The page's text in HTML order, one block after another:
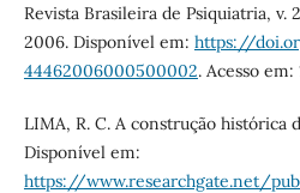
Revista Brasileira de Psiquiatria, v.
2006. Disponível em: https://
44462006000500002. Acesso em:
LIMA, R. C. A construção histórica
Disponível em:
https://www.researchgate.net/